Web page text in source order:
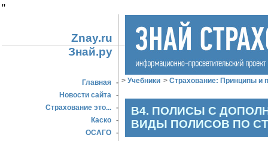
"
Znay.ru
Знай.ру
Главная -
Новости сайта -
Страхование это... -
Каско -
ОСАГО -
> Учебники > Страхование: Принципы и
В4. ПОЛИСЫ С
ВИДЫ ПОЛИСОВ ПО